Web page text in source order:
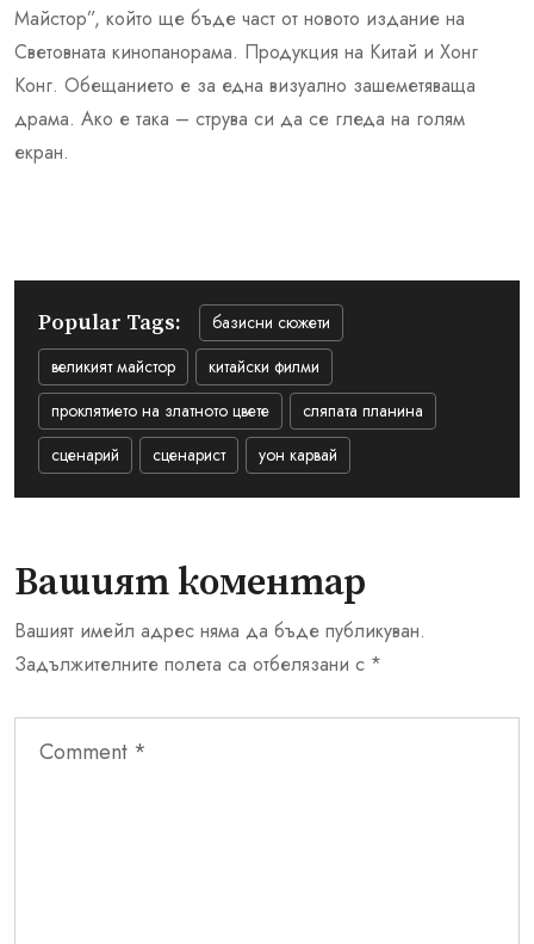
Майстор”, който ще бъде част от новото издание на
Световната кинопанорама. Продукция на Китай и Хонг
Конг. Обещанието е за една визуално зашеметяваща
драма. Ако е така – струва си да се гледа на голям
екран.
Popular Tags:
базисни сюжети
великият майстор
китайски филми
проклятието на златното цвете
сляпата планина
сценарий
сценарист уон карвай
Вашият коментар
Вашият имейл адрес няма да бъде публикуван.
Задължителните полета са отбелязани с *